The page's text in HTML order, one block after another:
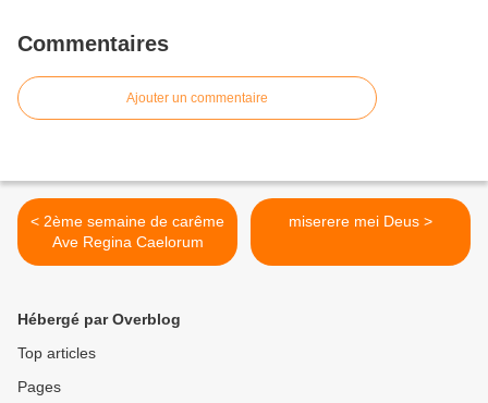
Commentaires
Ajouter un commentaire
< 2ème semaine de carême
Ave Regina Caelorum
miserere mei Deus >
Hébergé par Overblog
Top articles
Pages